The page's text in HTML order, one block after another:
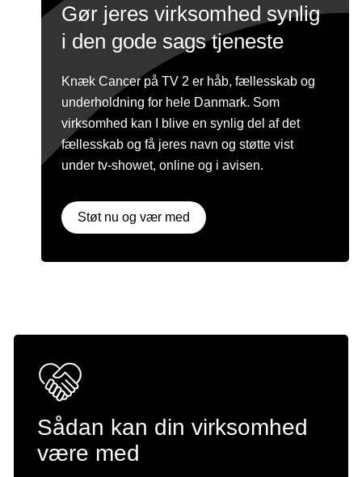
Gør jeres virksomhed synlig
i den gode sags tjeneste
Knæk Cancer på TV 2 er håb, fællesskab og
underholdning for hele Danmark. Som
virksomhed kan I blive en synlig del af det
fællesskab og få jeres navn og støtte vist
under tv-showet, online og i avisen.
Støt nu og vær med
Sådan kan din virksomhed
være med